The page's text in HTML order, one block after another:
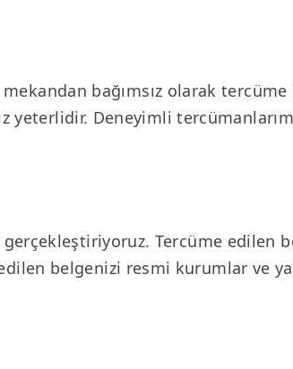
bağımsız olarak tercüme
Deneyimli
Tercüme edilen
belgenizi resmi kurumlar ve